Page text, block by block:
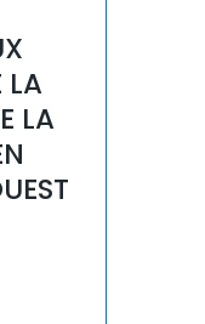
LA
LA